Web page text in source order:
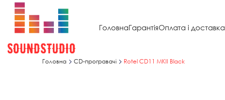
ГоловнаГарантіяОплата і доставка
Головна CD-програвачі Rotel CD11 MKII Black